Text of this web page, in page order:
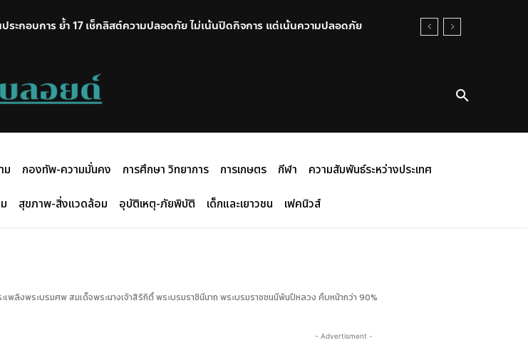
ระกอบการ ย้ำ 17 เช็กลิสต์ความปลอดภัย ไม่เน้นปิดกิจการ แต่เน้นความปลอดภัย
ม กองทัพ-ความมั่นคง การศึกษา วิทยาการ การเกษตร กีฬา
ความสัมพันธ์ระหว่างประเทศ
สุขภาพ-สิ่งแวดล้อม อุบัติเหตุ-ภัยพิบัติ เด็กและเยาวชน เฟคนิวส์
พลิงพระบรมศพ สมเด็จพระนางเจ้าสิริกิติ์ พระบรมราชินีนาถ พระบรมราชชนนีพันปีหลวง คืบหน้ากว่า 90%
- Advertisment -